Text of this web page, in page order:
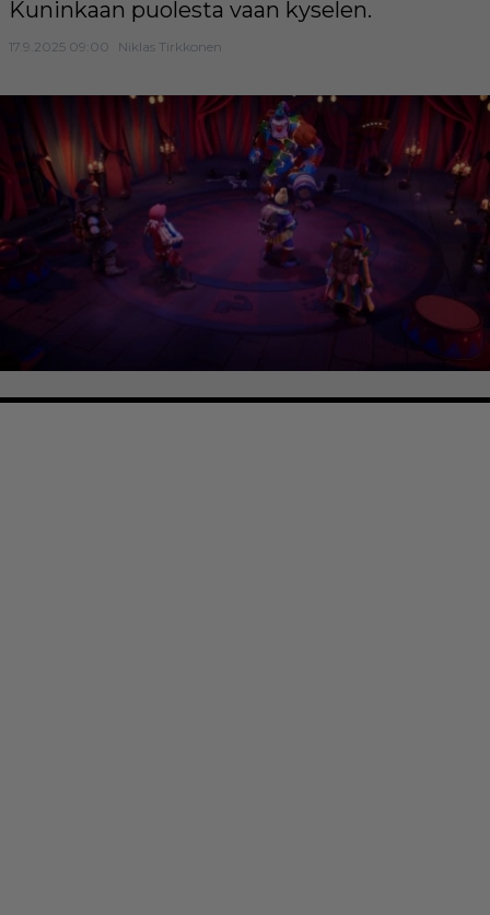
Kuninkaan puolesta vaan kyselen.
17.9.2025 09:00 Niklas Tirkkonen